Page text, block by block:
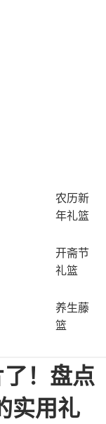
农历新
年礼篮
开斋节
礼篮
养生藤
篮
！盘点
实用礼